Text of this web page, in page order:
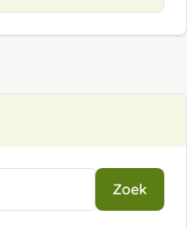
Zoek